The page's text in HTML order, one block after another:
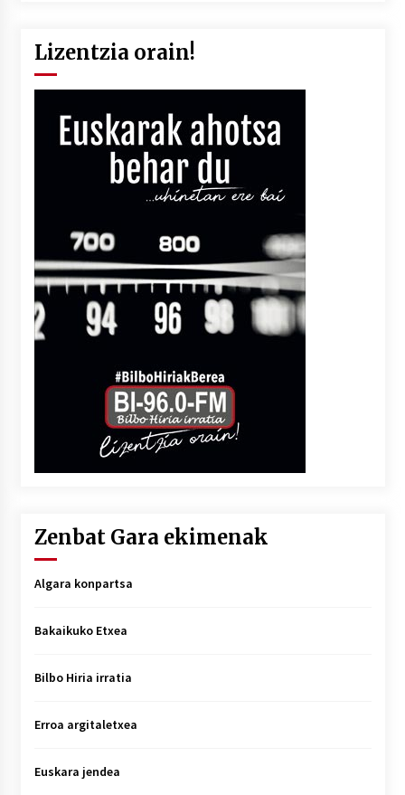
Lizentzia orain!
Zenbat Gara ekimenak
Algara konpartsa
Bakaikuko Etxea
Bilbo Hiria irratia
Erroa argitaletxea
Euskara jendea